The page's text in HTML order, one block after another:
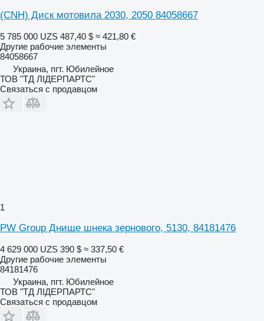
(CNH) Диск мотовила 2030, 2050 84058667
5 785 000 UZS 487,40 $ ≈ 421,80 €
Другие рабочие элементы
84058667
Украина, пгт. Юбилейное
ТОВ "ТД ЛІДЕРПАРТС"
Связаться с продавцом
1
PW Group Днище шнека зернового, 5130, 84181476
4 629 000 UZS 390 $ ≈ 337,50 €
Другие рабочие элементы
84181476
Украина, пгт. Юбилейное
ТОВ "ТД ЛІДЕРПАРТС"
Связаться с продавцом